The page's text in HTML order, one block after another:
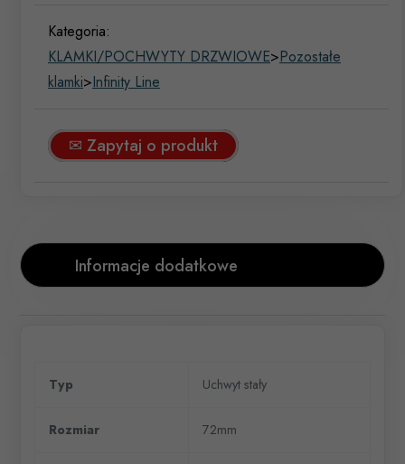
Kategoria:
KLAMKI/POCHWYTY DRZWIOWE>Pozostałe
klamki>Infinity Line
✉ Zapytaj o produkt
Informacje dodatkowe
Typ Uchwyt stały
Rozmiar 72mm